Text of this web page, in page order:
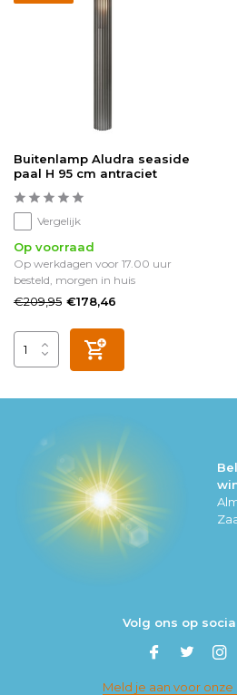
Buitenlamp Aludra seaside
paal H 95 cm antraciet
Vergelijk
Op voorraad
Op werkdagen voor 17.00 uur
besteld, morgen in huis
€209,95 €178,46
Volg ons op
Meld je aan voor